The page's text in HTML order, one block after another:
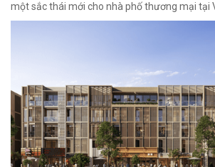
một sắc thái mới cho nhà phố thương mại tại